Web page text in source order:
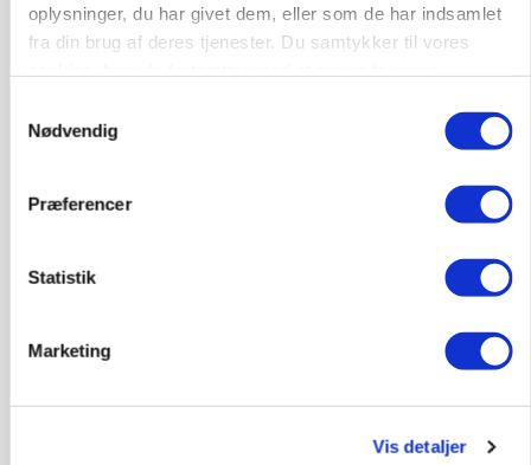
oplysninger, du har givet dem, eller som de har indsamlet
fra din brug af deres tjenester. Du samtykker til vores
Nødvendig
Præferencer
Statistik
Marketing
Vis detaljer
HØST-TOUR
18 montører står klar i høsten: Sådan holder PN